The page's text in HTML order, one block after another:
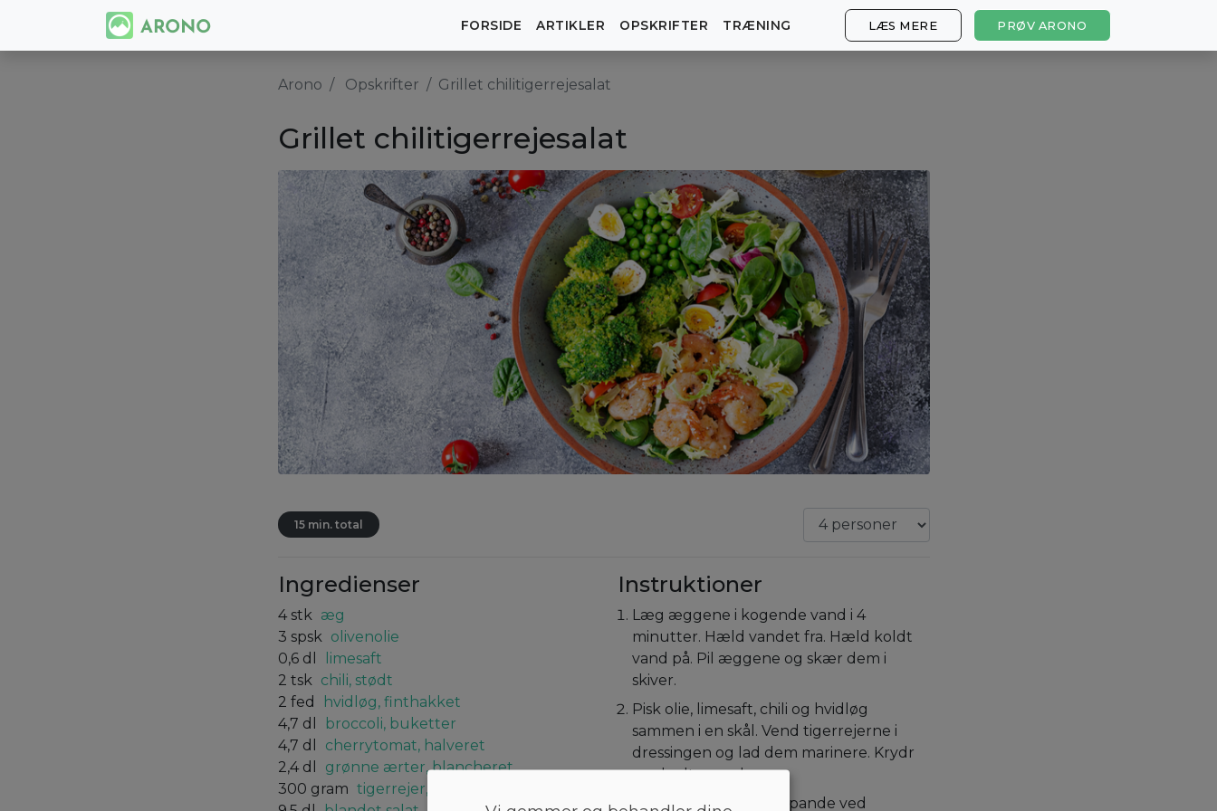
FORSIDE ARTIKLER OPSKRIFTER TRÆNING LÆS MERE PRØV ARONO
Arono Opskrifter Grillet chilitigerrejesalat
Grillet chilitigerrejesalat
15 min. total
Ingredienser
4 stk æg
3 spsk olivenolie
0,6 dl
limesaft
2 tsk chili, stødt
2 fed
hvidløg, finthakket
4,7 dl
broccoli, buketter
4,7 dl
cherrytomat, halveret
2,4 dl
grønne ærter, blancheret
300 gram tigerrejer, blancheret
Instruktioner
Læg æggene i kogende vand i 4
minutter. Hæld vandet fra. Hæld koldt
vand på. Pil æggene og skær dem i
skiver.
Pisk olie, limesaft, chili og hvidløg
sammen i en skål. Vend tigerrejerne i
dressingen og lad dem marinere. Krydr
med salt og peber.
Opvarm en non-stick pande ved